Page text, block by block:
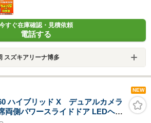
すぐ在庫確認・見積依頼
電話する
スズキアリーナ博多
NEW
ハイブリッド X デュアルカメラ
両側パワースライドドア LEDヘッ
クルーズコントロール USBソケッ